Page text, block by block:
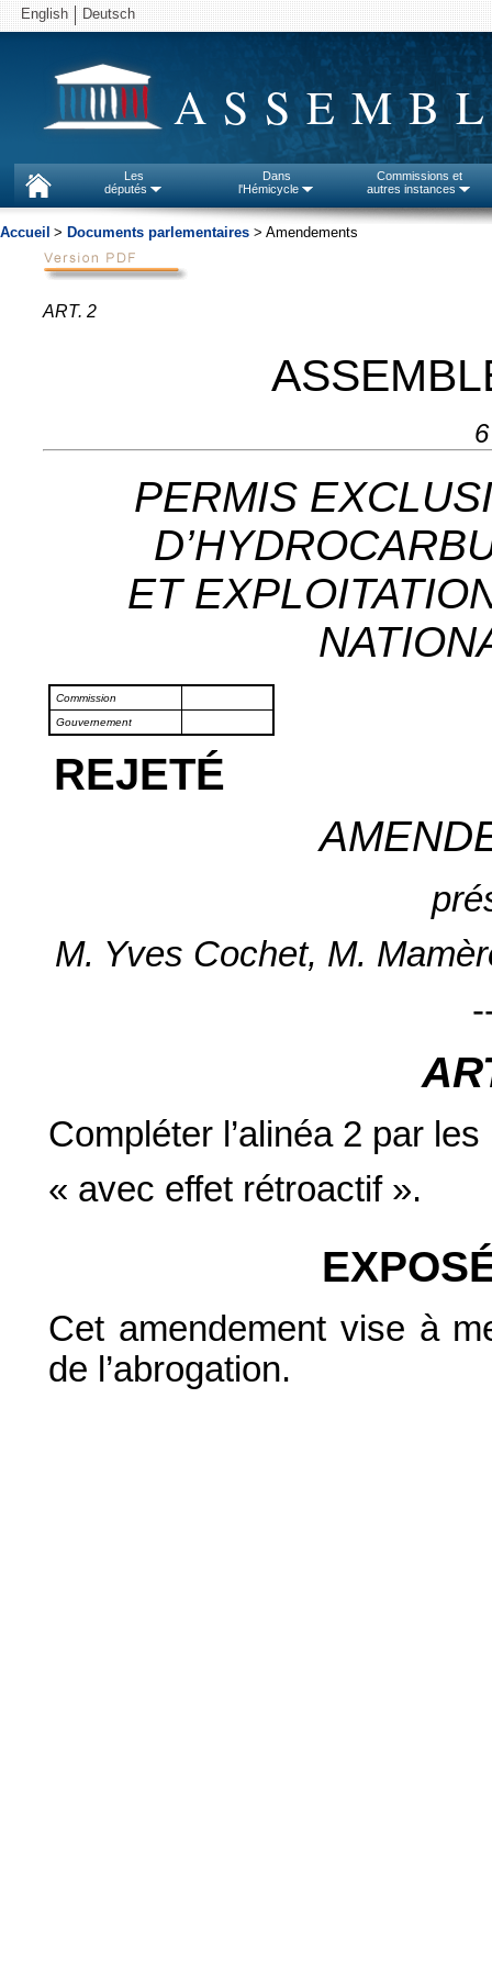
English Deutsch
Les
députés
Dans
l'Hémicycle
Commissions et
autres instances
Accueil > Documents parlementaires > Amendements
ART. 2
PERMIS
ET
Commission
Gouvernement
REJETÉ
M. Yves Cochet, M.
Compléter l’alinéa 2 par
« avec effet rétroactif ».
Cet amendement vise à
de l’abrogation.